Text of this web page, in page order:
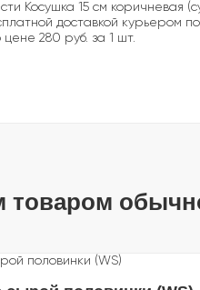
Косушка 15 см коричневая
доставкой курьером
цене 280 руб. за 1 шт.
товаром